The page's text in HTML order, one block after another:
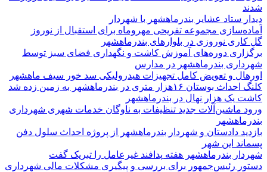
شدند
دیدار ستاد عشایر بندرماهشهر با شهردار
آماده‌سازی مجموعه تفریحی مهروماه برای استقبال از نوروز
گل کاری نوروزی در بلوارهای بندرماهشهر
برگزاری دوره‌های آموزش کاشت و نگهداری فضای سبز توسط
شهرداری بندرماهشهر در مدارس
اورهال و تعویض کامل تجهیزات هیدرولیکی سد خور سیف ماهشهر
کلنگ احداث بوستان ۱۶هزار متری در بندرماهشهر به زمین زده شد
کاشت یک هزار نهال در بندرماهشهر
ورود ماشین‌آلات جدید تنظیفات به ناوگان خدمات شهری شهرداری
بندرماهشهر
بازدید دادستان و شهردار بندرماهشهر از پروژه احداث سلول دفن
پسماند این شهر
شهردار بندرماهشهر هفته پدافند غیرعامل را تبریک گفت
دستور رئیس‌جمهور برای بررسی و پیگیری مشکلات مالی شهرداری